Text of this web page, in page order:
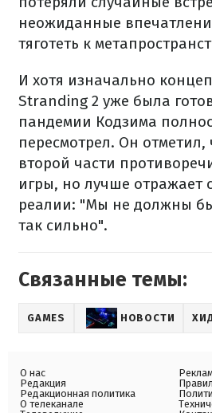
неожиданные
тяготеть к
И хотя изначально
Stranding 2 уже была
пандемии Кодзима
пересмотрел. Он отметил,
второй части
игры, но лучше отражает
реалии: "Мы не должны
так сильно".
Связанные темы:
GAMES НОВОСТИ
О нас
Редакция
Редакционная политика
О телеканале